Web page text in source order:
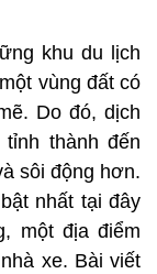
khu du lịch
vùng đất có
Do đó, dịch
thành đến
sôi động hơn.
nhất tại đây
một địa điểm
xe. Bài viết